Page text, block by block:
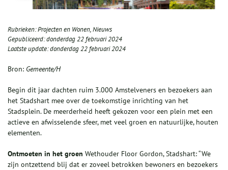
Rubrieken:Projecten en Wonen,Nieuws
Gepubliceerd:donderdag 22 februari 2024
Laatste update:donderdag 22 februari 2024
Bron: Gemeente/H
Begin dit jaar dachten ruim 3.000 Amstelveners en bezoekers aan
het Stadshart mee over de toekomstige inrichting van het
Stadsplein. De meerderheid heeft gekozen voor een plein met een
actieve en afwisselende sfeer, met veel groen en natuurlijke, houten
elementen.
Ontmoeten in het groen Wethouder Floor Gordon, Stadshart: “We
zijn ontzettend blij dat er zoveel betrokken bewoners en bezoekers